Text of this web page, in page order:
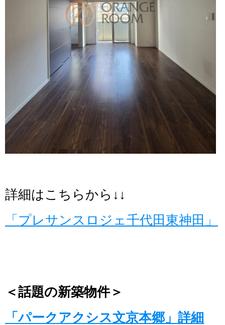
詳細はこちらから↓↓
「プレサンスロジェ千代田東神田」
＜話題の新築物件＞
「パークアクシス文京本郷」詳細